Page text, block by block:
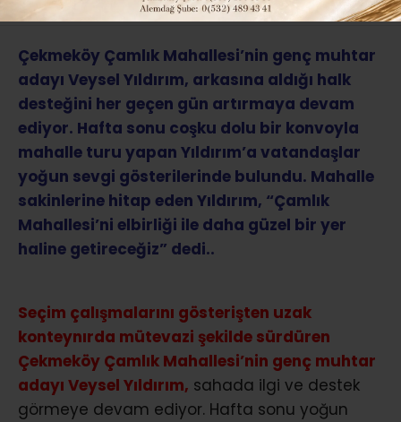
Çekmeköy Çamlık Mahallesi’nin genç muhtar
adayı Veysel Yıldırım, arkasına aldığı halk
desteğini her geçen gün artırmaya devam
ediyor. Hafta sonu coşku dolu bir konvoyla
mahalle turu yapan Yıldırım’a vatandaşlar
yoğun sevgi gösterilerinde bulundu. Mahalle
sakinlerine hitap eden Yıldırım, “Çamlık
Mahallesi’ni elbirliği ile daha güzel bir yer
haline getireceğiz” dedi..
Seçim çalışmalarını gösterişten uzak
konteynırda mütevazi şekilde sürdüren
Çekmeköy Çamlık Mahallesi’nin genç muhtar
adayı Veysel Yıldırım, sahada ilgi ve destek
görmeye devam ediyor. Hafta sonu yoğun